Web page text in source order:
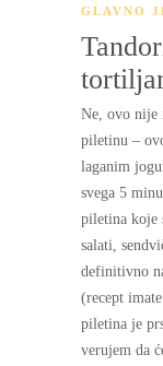
GLAVNO
Ne, ovo nije
piletinu –
laganim
svega 5
piletina koje
salati,
definitivno
(recept
piletina je
verujem da